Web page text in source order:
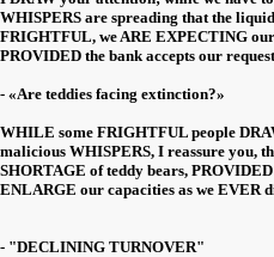
WHISPERS are spreading that the
FRIGHTFUL, we ARE EXPECTING
PROVIDED the bank accepts our
- «Are teddies facing extinction?»
WHILE some FRIGHTFUL people
malicious WHISPERS, I reassure you,
SHORTAGE of teddy bears,
ENLARGE our capacities as we EVER
- "DECLINING TURNOVER"